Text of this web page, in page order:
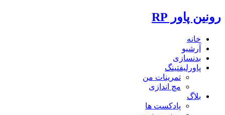
رونین پاور RP
خانه
آرشیو
بدنسازی
پاورلیفتینگ
تمرینات من
مچ اندازی
بلاگ
پادکست ها